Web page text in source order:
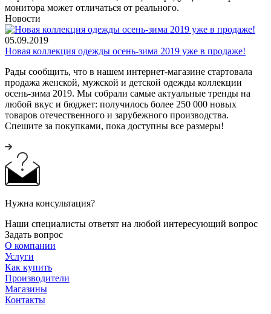
монитора может отличаться от реального.
Новости
05.09.2019
Новая коллекция одежды осень-зима 2019 уже в продаже!
Рады сообщить, что в нашем интернет-магазине стартовала
продажа женской, мужской и детской одежды коллекции
осень-зима 2019. Мы собрали самые актуальные тренды на
любой вкус и бюджет: получилось более 250 000 новых
товаров отечественного и зарубежного производства.
Спешите за покупками, пока доступны все размеры!
Нужна консультация?
Наши специалисты ответят на любой интересующий вопрос
Задать вопрос
О компании
Услуги
Как купить
Производители
Магазины
Контакты